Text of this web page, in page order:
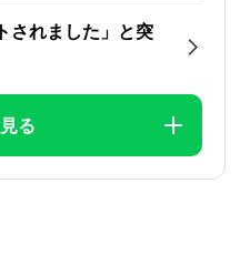
されました」と突
る